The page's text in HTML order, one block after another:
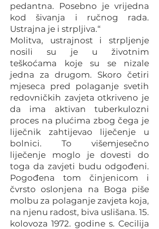
pedantna. Posebno je vrijedna
kod šivanja i ručnog rada.
Ustrajna je i strpljiva.“
Molitva, ustrajnost i strpljenje
nosili su je u životnim
teškoćama koje su se nizale
jedna za drugom. Skoro četiri
mjeseca pred polaganje svetih
redovničkih zavjeta otkriveno je
da ima aktivan tuberkulozni
proces na plućima zbog čega je
liječnik zahtijevao liječenje u
bolnici. To višemjesečno
liječenje moglo je dovesti do
toga da zavjeti budu odgođeni.
Pogođena tom činjenicom i
čvrsto oslonjena na Boga piše
molbu za polaganje zavjeta koja,
na njenu radost, biva uslišana. 15.
kolovoza 1972. godine s. Cecilija